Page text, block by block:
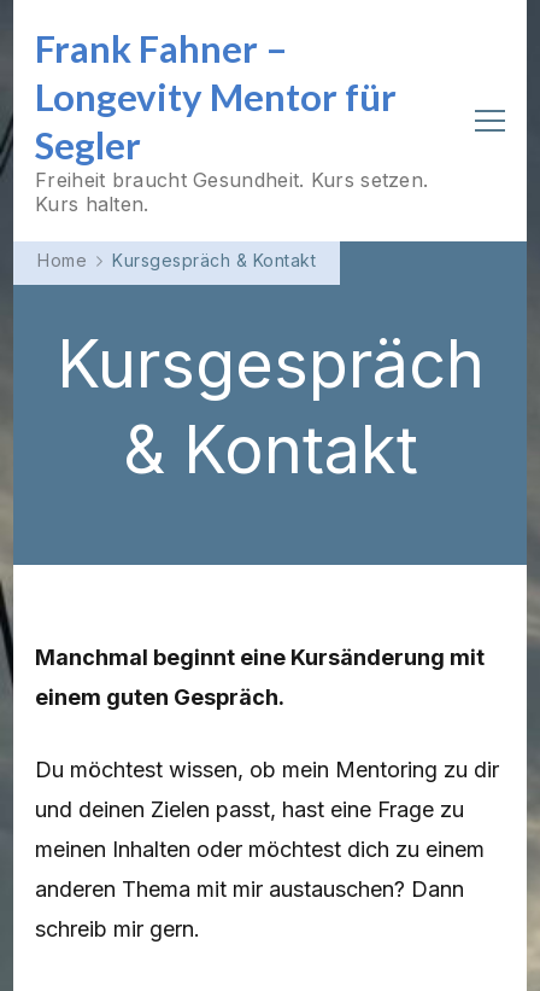
Frank Fahner –
Longevity Mentor für
Segler
Freiheit braucht Gesundheit. Kurs setzen.
Kurs halten.
Home Kursgespräch & Kontakt
Kursgespräch
& Kontakt
Manchmal beginnt eine Kursänderung mit
einem guten Gespräch.
Du möchtest wissen, ob mein Mentoring zu dir
und deinen Zielen passt, hast eine Frage zu
meinen Inhalten oder möchtest dich zu einem
anderen Thema mit mir austauschen? Dann
schreib mir gern.